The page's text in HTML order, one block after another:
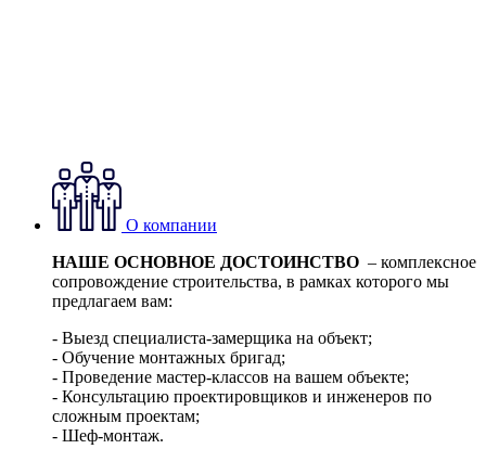
О компании
НАШЕ ОСНОВНОЕ ДОСТОИНСТВО – комплексное
сопровождение строительства, в рамках которого мы
предлагаем вам:
- Выезд специалиста-замерщика на объект;
- Обучение монтажных бригад;
- Проведение мастер-классов на вашем объекте;
- Консультацию проектировщиков и инженеров по
сложным проектам;
- Шеф-монтаж.